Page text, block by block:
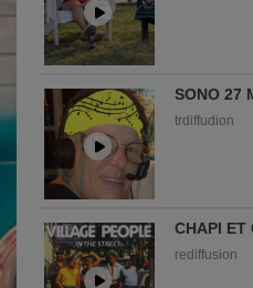
SONO 27
trdiffudion
rediffusion